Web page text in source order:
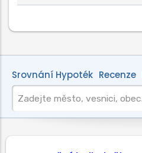
Srovnání Hypoték Recenze